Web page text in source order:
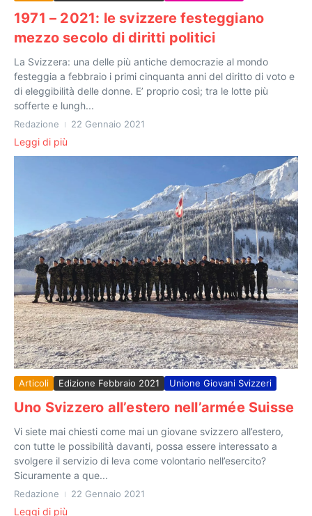
1971 – 2021: le svizzere festeggiano
mezzo secolo di diritti politici
La Svizzera: una delle più antiche democrazie al mondo
festeggia a febbraio i primi cinquanta anni del diritto di voto e
di eleggibilità delle donne. E’ proprio così; tra le lotte più
sofferte e lungh...
Redazione 22 Gennaio 2021
Leggi di più
Articoli Edizione Febbraio 2021 Unione Giovani Svizzeri
Uno Svizzero all’estero nell’armée Suisse
Vi siete mai chiesti come mai un giovane svizzero all’estero,
con tutte le possibilità davanti, possa essere interessato a
svolgere il servizio di leva come volontario nell’esercito?
Sicuramente a que...
Redazione 22 Gennaio 2021
Leggi di più